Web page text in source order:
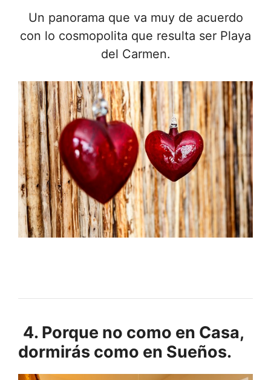
Un panorama que va muy de acuerdo
con lo cosmopolita que resulta ser Playa
del Carmen.
4. Porque no como en Casa,
dormirás como en Sueños.